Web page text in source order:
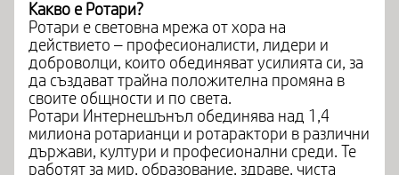
Какво е Ротари?
Ротари е световна мрежа от хора на
действието – професионалисти, лидери и
доброволци, които обединяват усилията си, за
да създават трайна положителна промяна в
своите общности и по света.
Ротари Интернешънъл обединява над 1,4
милиона ротарианци и ротарактори в различни
държави, култури и професионални среди. Те
работят за мир, образование, здраве, чиста